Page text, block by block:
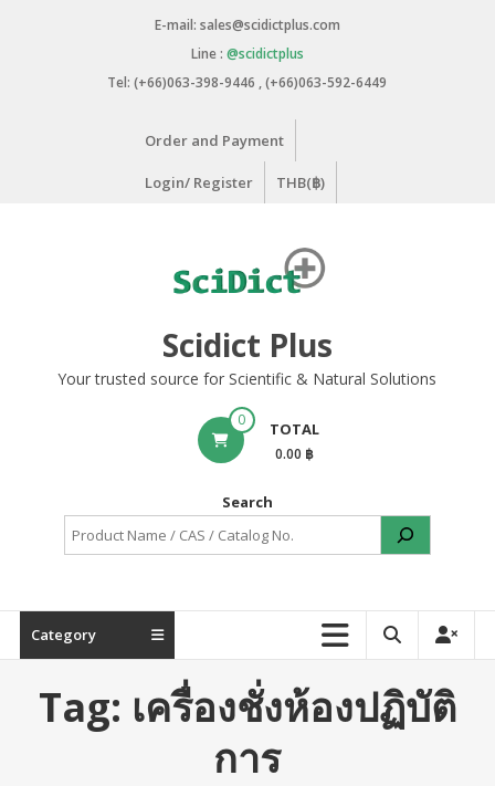
E-mail: sales@scidictplus.com
Line : @scidictplus
Tel: (+66)063-398-9446 , (+66)063-592-6449
Order and Payment
Login/ Register THB(฿)
Scidict Plus
Your trusted source for Scientific & Natural Solutions
0 TOTAL
0.00 ฿
Search
Category
Tag: เครื่องชั่งห้องปฏิบัติ
การ